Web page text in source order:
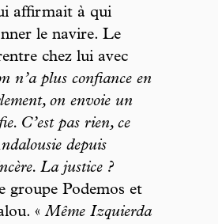
affirmait à qui
le navire. Le
chez lui avec
n’a plus confiance en
on envoie un
C’est pas rien, ce
depuis
La justice ?
groupe Podemos et
«Même Izquierda